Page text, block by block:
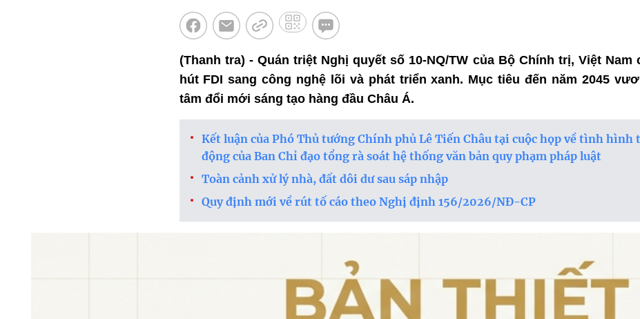
(Thanh tra) - Quán triệt Nghị quyết số 10-NQ/TW của Bộ Chính trị, Việt
hút FDI sang công nghệ lõi và phát triển xanh. Mục tiêu đến năm 2045
tâm đổi mới sáng tạo hàng đầu Châu Á.
Kết luận của Phó Thủ tướng Chính phủ Lê Tiến Châu tại cuộc họp về tình
động của Ban Chỉ đạo tổng rà soát hệ thống văn bản quy phạm pháp luật
Toàn cảnh xử lý nhà, đất dôi dư sau sáp nhập
Quy định mới về rút tố cáo theo Nghị định 156/2026/NĐ-CP